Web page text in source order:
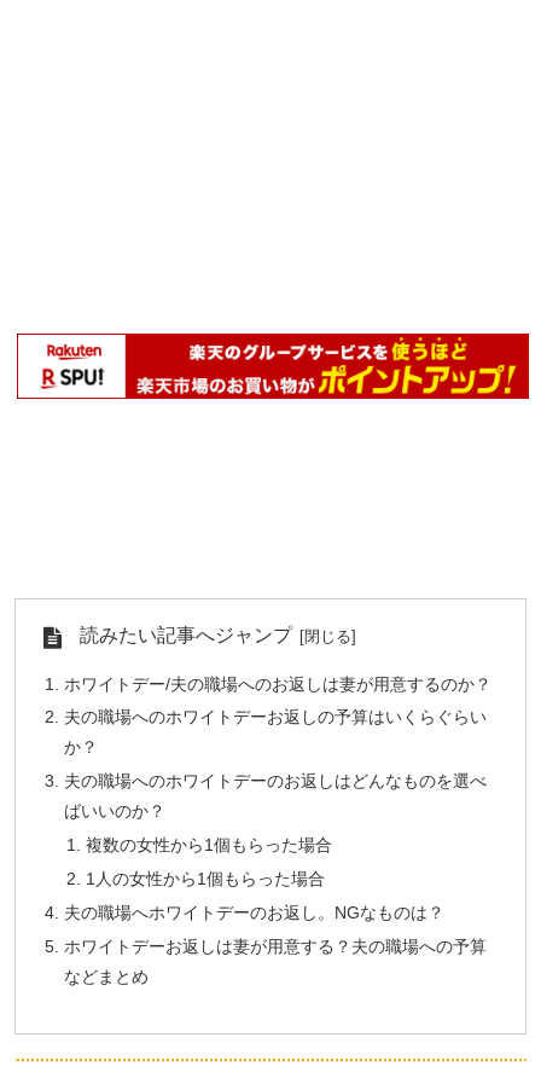
読みたい記事へジャンプ
ホワイトデー/夫の職場へのお返しは妻が用意するのか？
夫の職場へのホワイトデーお返しの予算はいくらぐらい
か？
夫の職場へのホワイトデーのお返しはどんなものを選べ
ばいいのか？
複数の女性から1個もらった場合
1人の女性から1個もらった場合
夫の職場へホワイトデーのお返し。NGなものは？
ホワイトデーお返しは妻が用意する？夫の職場への予算
などまとめ